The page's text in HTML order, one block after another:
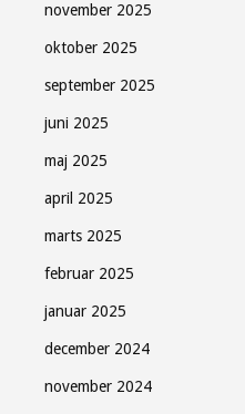
november 2025
oktober 2025
september 2025
juni 2025
maj 2025
april 2025
marts 2025
februar 2025
januar 2025
december 2024
november 2024